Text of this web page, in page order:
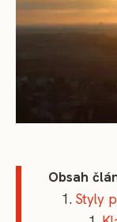
Obsah
Styly